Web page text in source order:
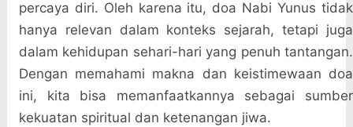
percaya diri. Oleh karena itu, doa Nabi Yunus tidak
hanya relevan dalam konteks sejarah, tetapi juga
dalam kehidupan sehari-hari yang penuh tantangan.
Dengan memahami makna dan keistimewaan doa
ini, kita bisa memanfaatkannya sebagai sumber
kekuatan spiritual dan ketenangan jiwa.